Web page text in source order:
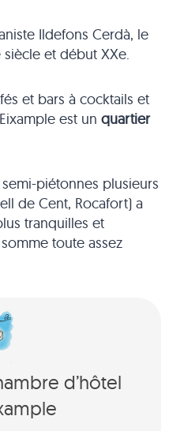
Ildefons Cerdà, le
et début XXe.
et bars à cocktails et
est un quartier
piétonnes plusieurs
de Cent, Rocafort) a
tranquilles et
toute assez
d’hôtel